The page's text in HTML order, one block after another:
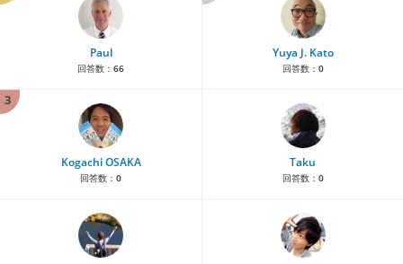
Paul
回答数： 66
Yuya J. Kato
回答数： 0
3
Kogachi OSAKA
回答数： 0
Taku
回答数： 0